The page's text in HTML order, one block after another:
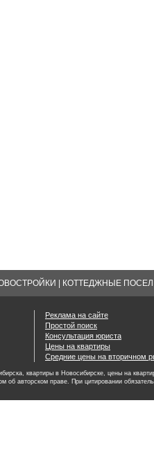
КОТТЕДЖНЫЕ
Реклама на сайте
Простой поиск
Консультация юриста
Цены на квартиры
Средние цены на вторичном
квартиры в Новосибирске, цены на
об авторском праве. При цитировании